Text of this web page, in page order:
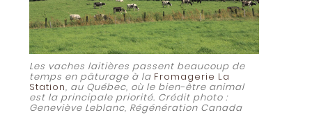
Les vaches laitières passent beaucoup de
temps en pâturage à la Fromagerie La
Station, au Québec, où le bien-être animal
est la principale priorité. Crédit photo :
Geneviève Leblanc, Régénération Canada